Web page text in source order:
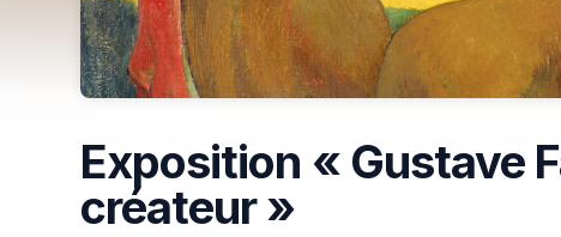
Exposition « Gustave
créateur »